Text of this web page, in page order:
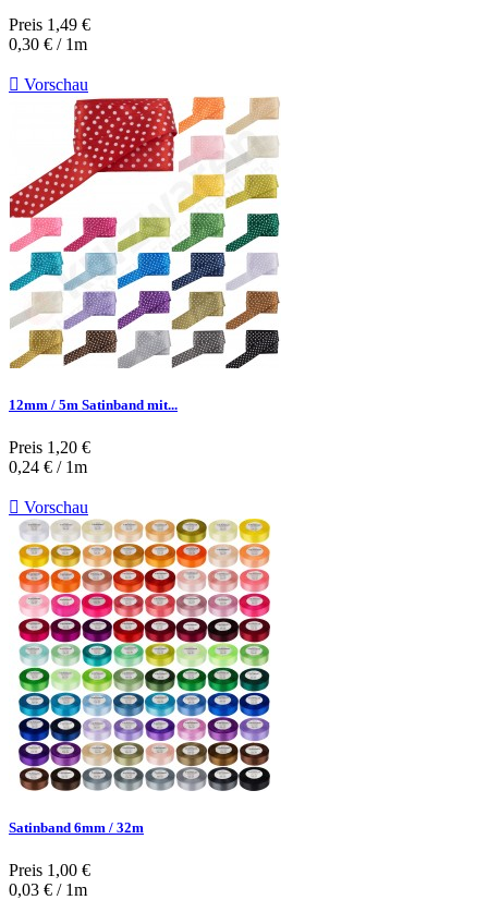
Preis 1,49 €
0,30 € / 1m
 Vorschau
12mm / 5m Satinband mit...
Preis 1,20 €
0,24 € / 1m
 Vorschau
Satinband 6mm / 32m
Preis 1,00 €
0,03 € / 1m